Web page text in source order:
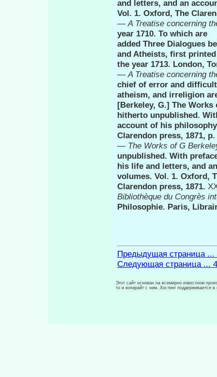
and letters, and an
Vol. 1. Oxford, The
—A Treatise concerning
year 1710. To which are
added Three Dialogues
and Atheists, first
the year 1713. London,
—A Treatise concerning
chief of error and
atheism, and irreligion
[Berkeley, G.] The
hitherto un­published.
account of his
Clarendon press, 1871,
— The Works of G
unpublished. With
his life and letters, and
volumes. Vol. 1. Oxford,
Clarendon press, 1871.
Bibliothèque du Congrès
Philosophie. Paris,
Предыдущая страница ...
Следующая страница ...
Этот сайт основан на всемирно известном
то и копирайт с ним. Хостинг поддерживается